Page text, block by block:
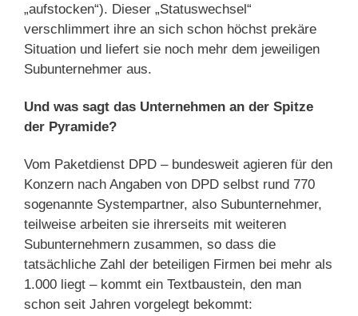
„aufstocken“). Dieser „Statuswechsel“
verschlimmert ihre an sich schon höchst prekäre
Situation und liefert sie noch mehr dem jeweiligen
Subunternehmer aus.
Und was sagt das Unternehmen an der Spitze
der Pyramide?
Vom Paketdienst DPD – bundesweit agieren für den
Konzern nach Angaben von DPD selbst rund 770
sogenannte Systempartner, also Subunternehmer,
teilweise arbeiten sie ihrerseits mit weiteren
Subunternehmern zusammen, so dass die
tatsächliche Zahl der beteiligen Firmen bei mehr als
1.000 liegt – kommt ein Textbaustein, den man
schon seit Jahren vorgelegt bekommt: